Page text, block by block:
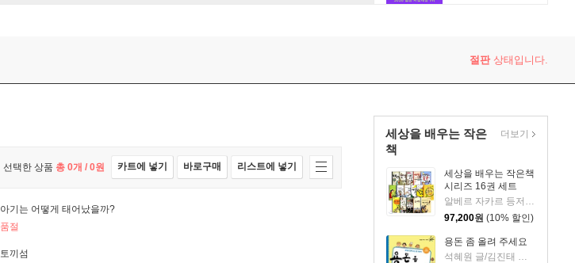
절판상태입니다.
세상을 배우는 작은
책
세상을 배우는 작은책
시리즈 16권 세트
알베르 자카르 등저/박동혁 등역
97,200원 (10% 할인)
용돈 좀 올려 주세요
석혜원 글/김진태 그림
더보기
선택한 상품 총 0개 / 0원 카트에 넣기 바로구매 리스트에 넣기
아기는 어떻게 태어났을까?
품절
토끼섬